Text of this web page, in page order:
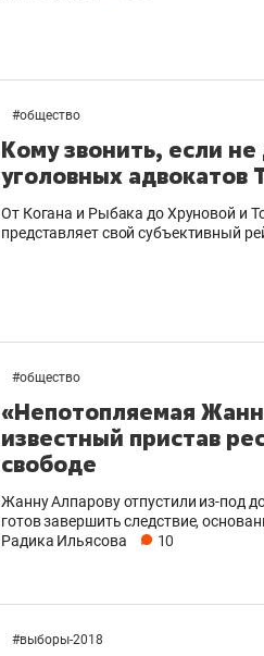
#общество
Кому звонить, если
уголовных адвокатов
От Когана и Рыбака до Хруновой и
представляет свой субъективный
#общество
«Непотопляемая
известный пристав
свободе
Жанну Алпарову отпустили из-под
готов завершить следствие,
Радика Ильясова
10
#выборы-2018